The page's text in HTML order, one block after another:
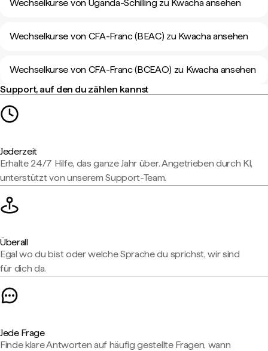
Wechselkurse von Uganda-Schilling zu Kwacha ansehen
Wechselkurse von CFA-Franc (BEAC) zu Kwacha ansehen
Wechselkurse von CFA-Franc (BCEAO) zu Kwacha ansehen
Support, auf den du zählen kannst
Jederzeit
Erhalte 24/7 Hilfe, das ganze Jahr über. Angetrieben durch KI,
unterstützt von unserem Support-Team.
Überall
Egal wo du bist oder welche Sprache du sprichst, wir sind
für dich da.
Jede Frage
Finde klare Antworten auf häufig gestellte Fragen, wann